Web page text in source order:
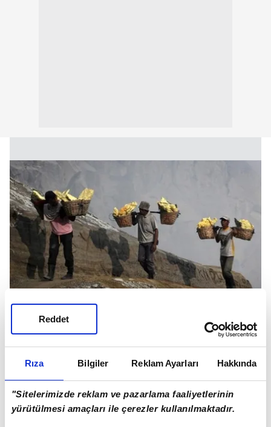
Rıza Bilgiler Reklam Ayarları Hakkında
"Sitelerimizde reklam ve pazarlama faaliyetlerinin
yürütülmesi amaçları ile çerezler kullanılmaktadır.
Reddet